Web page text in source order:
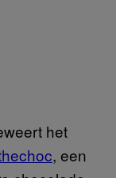
het
, een